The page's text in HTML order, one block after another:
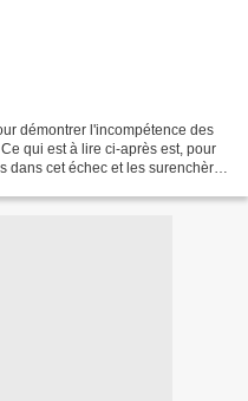
démontrer l'incompétence des
qui est à lire ci-après est, pour
cet échec et les surenchères